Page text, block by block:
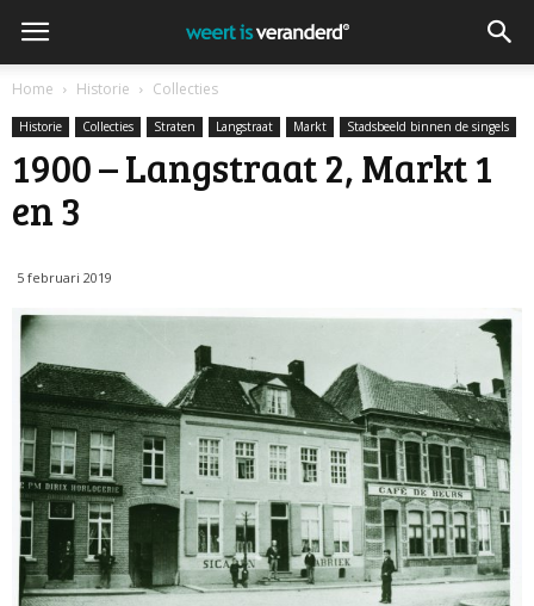
Home Historie Collecties
Historie Collecties Straten Langstraat Markt Stadsbeeld binnen de singels
1900 – Langstraat 2, Markt 1
en 3
5 februari 2019